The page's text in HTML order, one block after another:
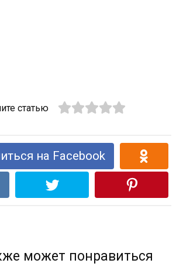
статью
на Facebook
может понравиться